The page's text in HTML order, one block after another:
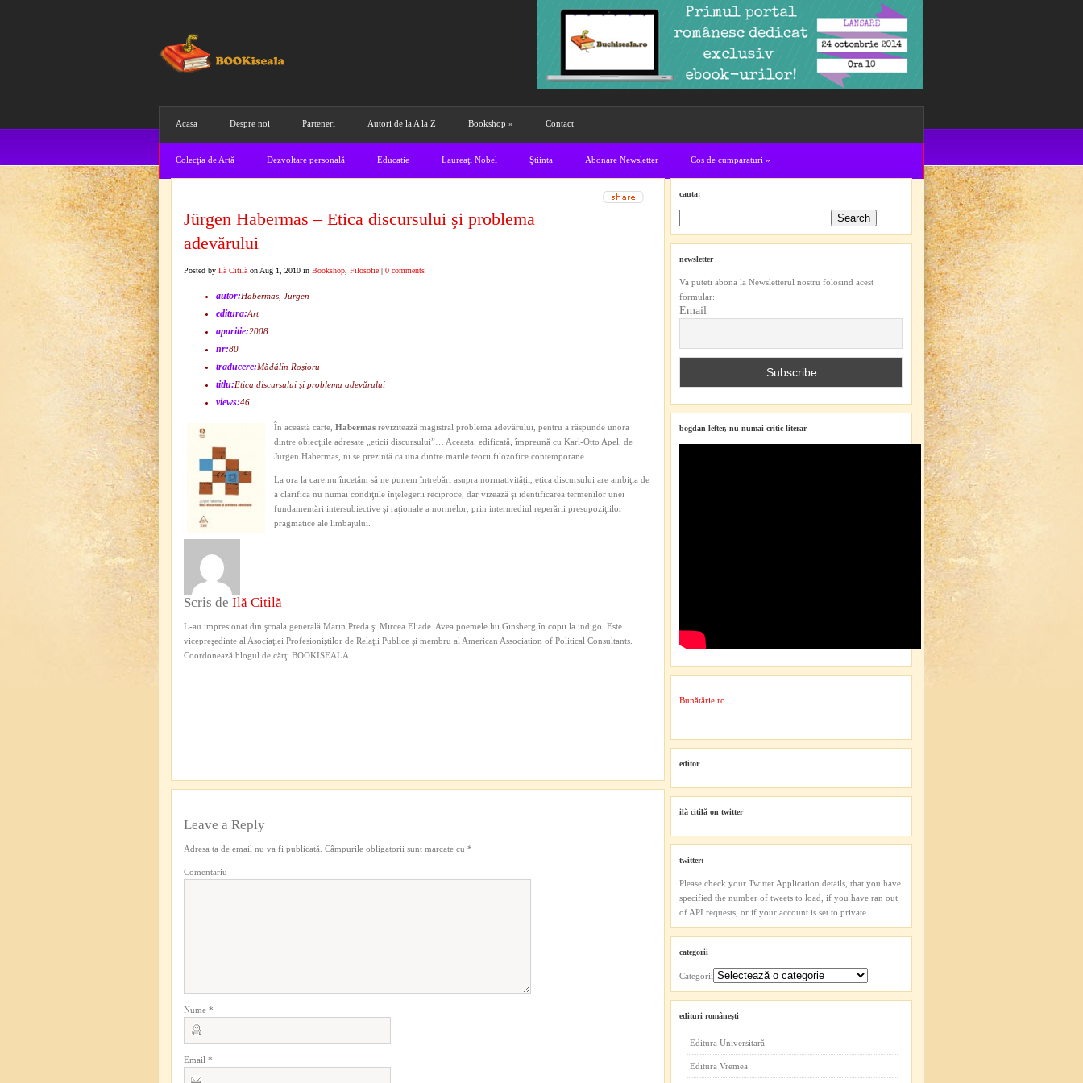
Acasa Despre noi Parteneri Autori de la A la Z Bookshop » Contact
Colecţia de Artă Dezvoltare personală Educatie Laureaţi Nobel Ştiinta Abonare Newsletter Cos de cumparaturi »
Jürgen Habermas – Etica discursului şi problema
adevărului
Posted by Ilă Citilă on Aug 1, 2010 in Bookshop Filosofie | 0 comments
autor:Habermas, Jürgen
editura:Art
aparitie:2008
nr:80
traducere:Mădălin Roşioru
titlu:Etica discursului şi problema adevărului
views:46
În această carte, Habermas revizitează magistral problema adevărului, pentru a răspunde unora
dintre obiecţiile adresate „eticii discursului”… Aceasta, edificată, împreună cu Karl-Otto Apel, de
Jürgen Habermas, ni se prezintă ca una dintre marile teorii filozofice contemporane.
La ora la care nu încetăm să ne punem întrebări asupra normativităţii, etica discursului are ambiţia de
a clarifica nu numai condiţiile înţelegerii reciproce, dar vizează şi identificarea termenilor unei
fundamentări intersubiective şi raţionale a normelor, prin intermediul reperării presupoziţiilor
pragmatice ale limbajului.
Scris de Ilă Citilă
L-au impresionat din şcoala generală Marin Preda şi Mircea Eliade. Avea poemele lui Ginsberg în copii la indigo. Este
vicepreşedinte al Asociaţiei Profesioniştilor de Relaţii Publice şi membru al American Association of Political Consultants.
Coordonează blogul de cărţi BOOKISEALA.
Leave a Reply
Adresa ta de email nu va fi publicată. Câmpurile obligatorii sunt marcate cu *
Comentariu
Nume *
Email *
cauta:
newsletter
Va puteti abona la Newsletterul nostru folosind acest
formular:
Email
bogdan lefter, nu numai critic literar
Bunătărie.ro
editor
ilă citilă on twitter
twitter:
Please check your Twitter Application details, that you have
specified the number of tweets to load, if you have ran out
of API requests, or if your account is set to private
categorii
Categorii
edituri româneşti
Editura Universitară
Editura Vremea